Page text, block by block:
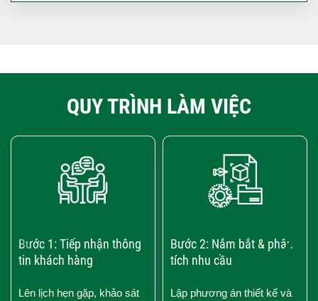
QUY TRÌNH LÀM VIỆC
Bước 1: Tiếp nhận thông
tin khách hàng
Lên lịch hẹn gặp, khảo sát
Bước 2: Nắm bắt & phân
tích nhu cầu
Lập phương án thiết kế và
›
‹